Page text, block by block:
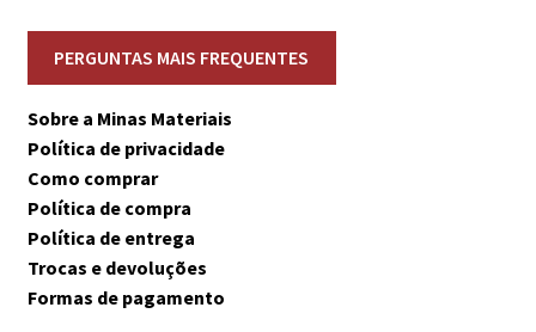
Sobre a Minas Materiais
Política de privacidade
Como comprar
Política de compra
Política de entrega
Trocas e devoluções
Formas de pagamento